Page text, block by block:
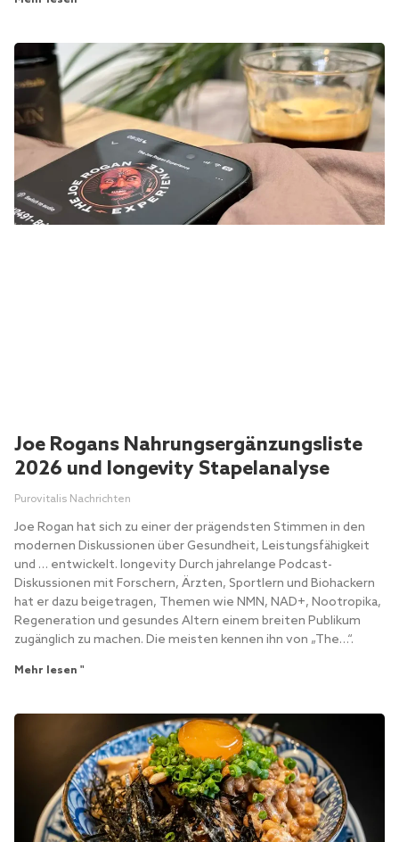
Joe Rogans Nahrungsergänzungsliste
2026 und longevity Stapelanalyse
Purovitalis Nachrichten
Joe Rogan hat sich zu einer der prägendsten Stimmen in den
modernen Diskussionen über Gesundheit, Leistungsfähigkeit
und … entwickelt. longevity Durch jahrelange Podcast-
Diskussionen mit Forschern, Ärzten, Sportlern und Biohackern
hat er dazu beigetragen, Themen wie NMN, NAD+, Nootropika,
Regeneration und gesundes Altern einem breiten Publikum
zugänglich zu machen. Die meisten kennen ihn von „The…“.
Mehr lesen "